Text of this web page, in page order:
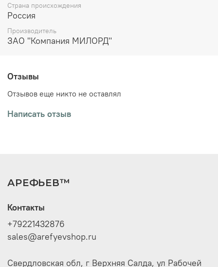
Основные этапы производства мясопродуктов с
использованием фосфатов соответствуют
общепринятым технологическим схемам. Фосфаты
вносят на нежирное сырьё в сухом виде, равномерно
Страна происхождения
Россия
Производитель
ЗАО "Компания МИЛОРД"
Отзывы
Отзывов еще никто не оставлял
Написать отзыв
АРЕФЬЕВ™
Контакты
+79221432876
sales@arefyevshop.ru
Свердловская обл, г Верхняя Салда, ул Рабочей